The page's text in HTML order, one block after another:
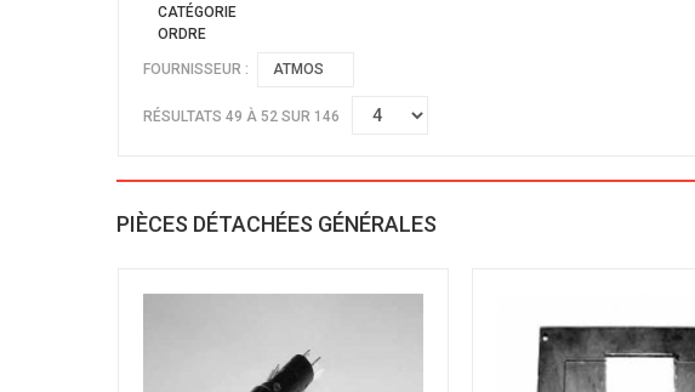
CATÉGORIE
ORDRE
FOURNISSEUR : ATMOS
RÉSULTATS 49 À 52 SUR 146
PIÈCES DÉTACHÉES GÉNÉRALES